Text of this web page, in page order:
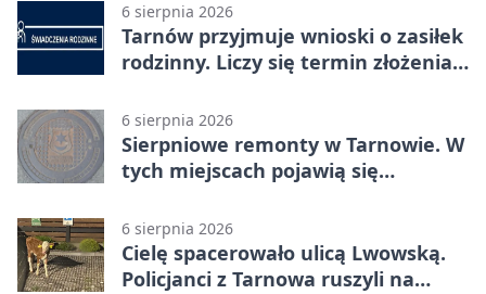
6 sierpnia 2026
Tarnów przyjmuje wnioski o zasiłek
rodzinny. Liczy się termin złożenia
6 sierpnia 2026
Sierpniowe remonty w Tarnowie. W
tych miejscach pojawią się
6 sierpnia 2026
Cielę spacerowało ulicą Lwowską.
Policjanci z Tarnowa ruszyli na